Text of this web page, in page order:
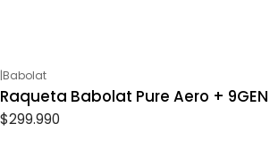
|Babolat
Raqueta Babolat Pure Aero + 9GEN
$299.990